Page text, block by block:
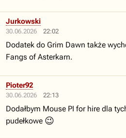
30.06.2026 22:02
Jurkowski
Dodatek do Grim Dawn także
Fangs of Asterkarn.
30.06.2026 22:13
Pioter92
Dodałbym Mouse PI for hire dla
pudełkowe 😉